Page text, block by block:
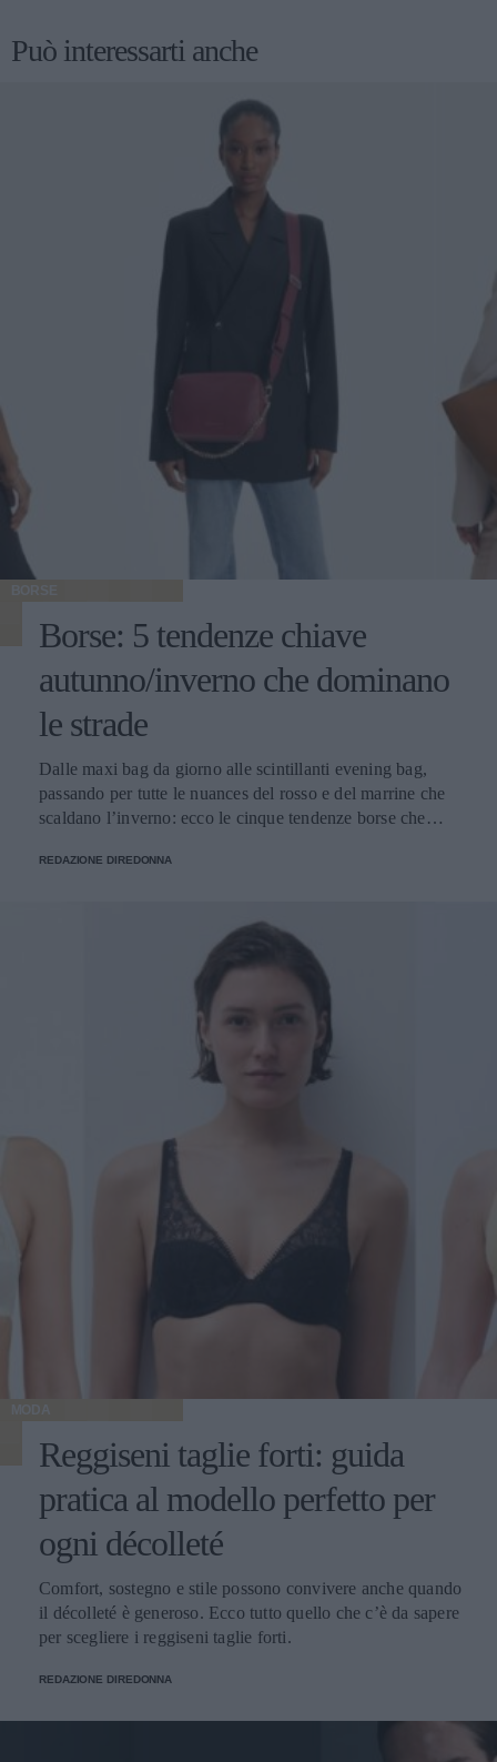
Può interessarti anche
BORSE
Borse: 5 tendenze chiave
autunno/inverno che dominano
le strade
Dalle maxi bag da giorno alle scintillanti evening bag,
passando per tutte le nuances del rosso e del marrine che
scaldano l’inverno: ecco le cinque tendenze borse che
REDAZIONE DIREDONNA
MODA
Reggiseni taglie forti: guida
pratica al modello perfetto per
ogni décolleté
Comfort, sostegno e stile possono convivere anche quando
il décolleté è generoso. Ecco tutto quello che c’è da sapere
per scegliere i reggiseni taglie forti.
REDAZIONE DIREDONNA